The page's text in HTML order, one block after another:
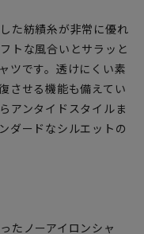
た紡績糸が非常に優れ
トな風合いとサラッと
ツです。透けにくい素
させる機能も備えてい
アンタイドスタイルま
ダードなシルエットの
たノーアイロンシャ